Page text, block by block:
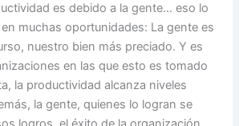
es debido a la gente… eso lo
muchas oportunidades: La gente es
nuestro bien más preciado. Y es
en las que esto es tomado
la productividad alcanza niveles
la gente, quienes lo logran se